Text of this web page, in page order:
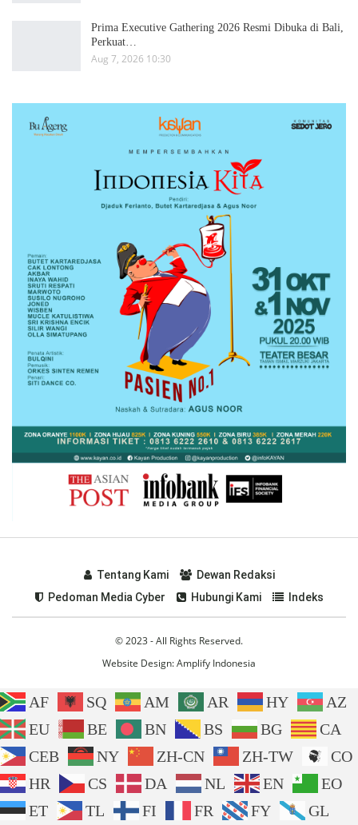
Prima Executive Gathering 2026 Resmi Dibuka di Bali,
Perkuat…
Aug 7, 2026 10:30
Tentang Kami
Dewan Redaksi
Pedoman Media Cyber
Hubungi Kami Indeks
© 2023 - All Rights Reserved.
Website Design:Amplify Indonesia
AF SQ AM AR HY
AZ
EU
BE BN BS BG
CA
CEB
NY ZH-CN ZH-TW
CO
HR
CS DA NL EN
EO
ET
TL FI FR FY GL